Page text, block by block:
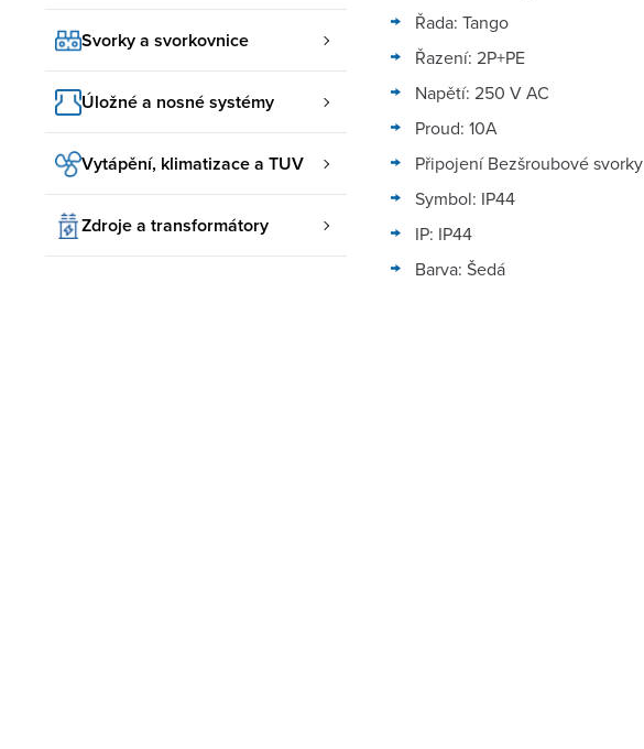
Svorky a svorkovnice
Úložné a nosné systémy
Vytápění, klimatizace a TUV
Zdroje a transformátory
Řada: Tango
Řazení: 2P+PE
Napětí: 250 V AC
Proud: 10A
Připojení Bezšroubové svorky
Symbol: IP44
IP: IP44
Barva: Šedá